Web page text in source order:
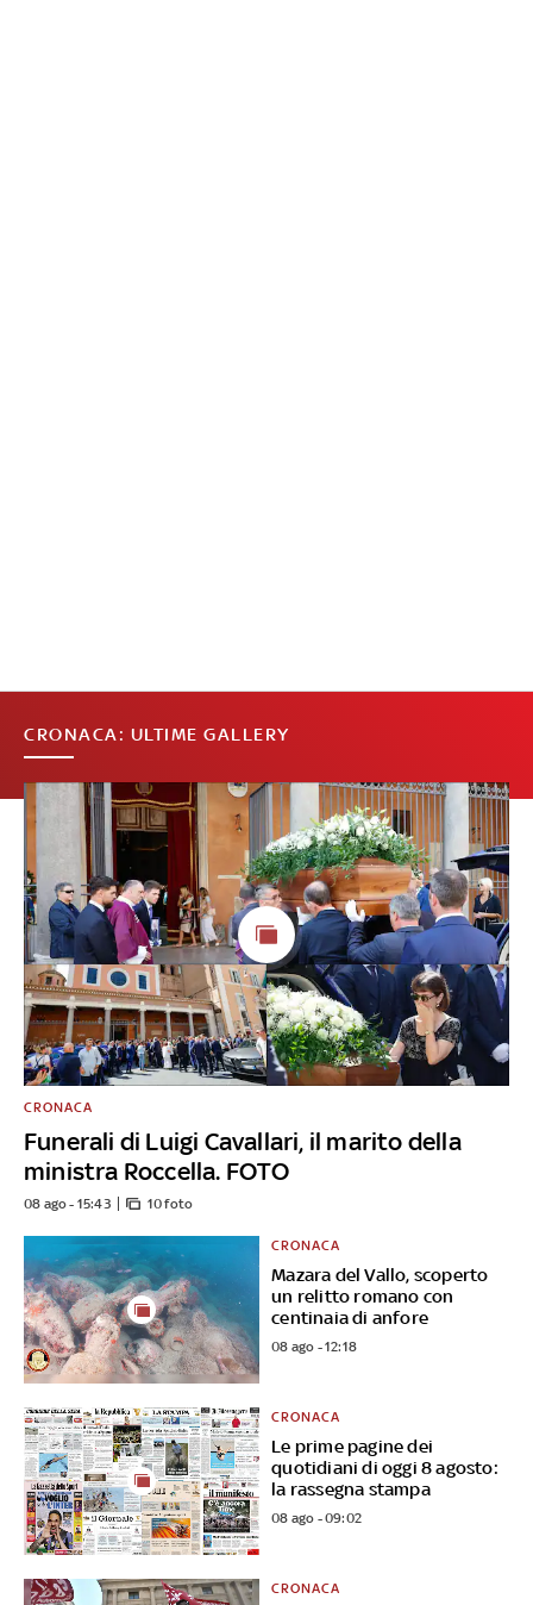
CRONACA: ULTIME GALLERY
Funerali di Luigi Cavallari, il marito della
ministra Roccella. FOTO
CRONACA
08 ago - 15:43 10 foto
Mazara del Vallo, scoperto
un relitto romano con
centinaia di anfore
CRONACA
08 ago - 12:18
Le prime pagine dei
quotidiani di oggi 8 agosto:
la rassegna stampa
CRONACA
08 ago - 09:02
CRONACA